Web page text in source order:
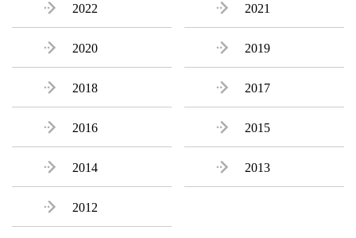
 2022  2021
 2020  2019
 2018  2017
 2016  2015
 2014  2013
 2012